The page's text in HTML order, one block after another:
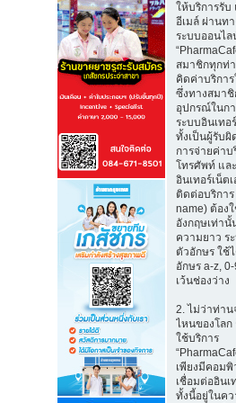
ให้บริการรับ
อีเมล์ ผ่านท
ระบบออนไล
สมาชิกทุกท่
คิดค่าบริกา
ซึ่งทางสมา
อุปกรณ์ในก
ระบบอินเทอ
ทั้งเป็นผู้รับ
การจ่ายค่าบ
โทรศัพท์ แล
อินเทอร์เน็ต
ติดต่อบริการ
name) ต้อง
อังกฤษเท่า
ความยาว ร
ตัวอักษร ใช้
อักษร a-z,
เว้นช่องว่าง
2. ไม่ว่าท่า
ไหนของโลก
ใช้บริการ
เพียงมีคอมพิ
เชื่อมต่ออินเ
ทั้งนี้อยู่ในค